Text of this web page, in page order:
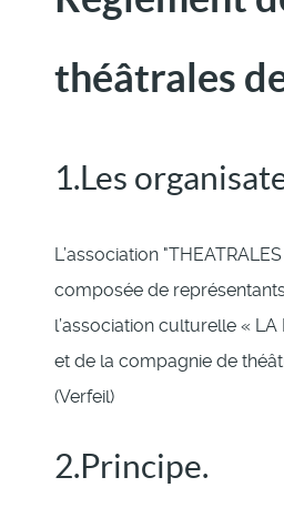
théâtrales
1.Les
L’association
composée de
l’association culturelle « LA
et de la compagnie de
(Verfeil)
2.Principe.